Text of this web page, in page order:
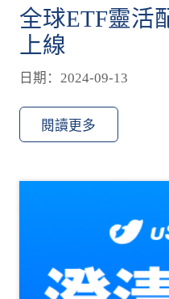
全球ETF靈活
上線
日期：2024-09-13
閱讀更多